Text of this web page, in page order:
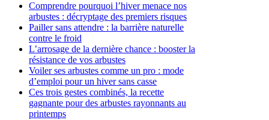
Comprendre pourquoi l’hiver menace nos
arbustes : décryptage des premiers risques
Pailler sans attendre : la barrière naturelle
contre le froid
L’arrosage de la dernière chance : booster la
résistance de vos arbustes
Voiler ses arbustes comme un pro : mode
d’emploi pour un hiver sans casse
Ces trois gestes combinés, la recette
gagnante pour des arbustes rayonnants au
printemps